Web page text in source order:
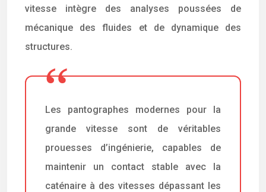
vitesse intègre des analyses poussées de
mécanique des fluides et de dynamique des
structures.
Les pantographes modernes pour la
grande vitesse sont de véritables
prouesses d’ingénierie, capables de
maintenir un contact stable avec la
caténaire à des vitesses dépassant les